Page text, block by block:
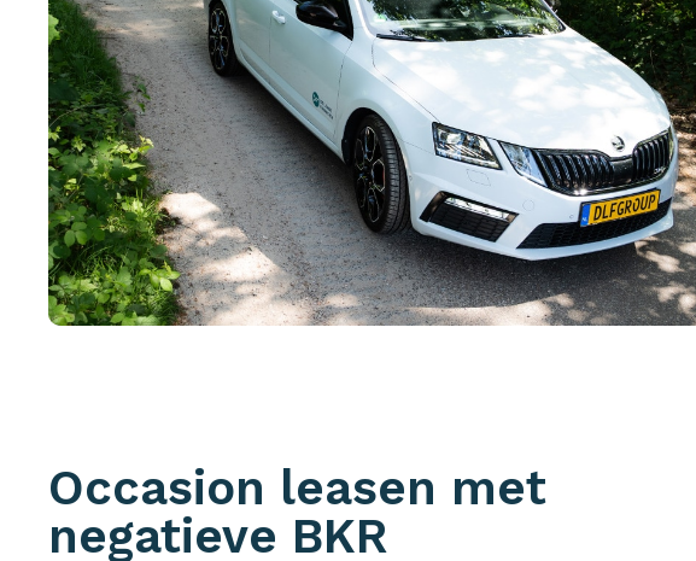
Occasion leasen met
negatieve BKR